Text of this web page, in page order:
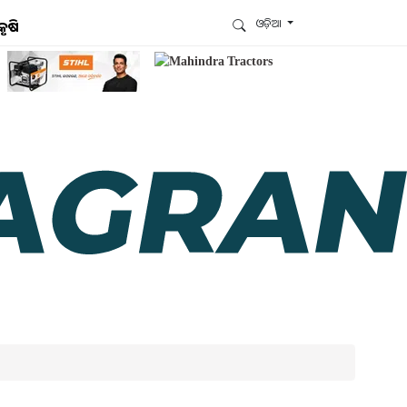
ଓଡ଼ିଆ
ଆମେ ହ୍ବାଟ୍ସଆପ୍‌ରେ ଅଛୁ ! ଆମ ହ୍ବାଟ୍ସଆପ ଗ୍ରୁପରେ
ଏବଂ ଆପଙ୍କୁ ଆବଶ୍ୟକ ହେଉଥିବା ସବୁ
ଗୁରୁତ୍ବପୂର୍ଣ୍ଣ ଅପଡେଟ୍‌ ପାଆନ୍ତୁ ପ୍ରତିଦିନ ।